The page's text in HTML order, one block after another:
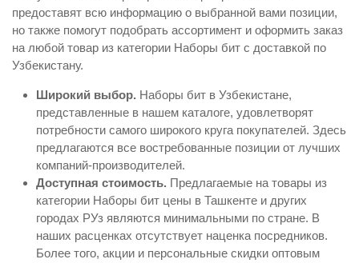
предоставят всю информацию о выбранной вами позиции,
но также помогут подобрать ассортимент и оформить заказ
на любой товар из категории Наборы бит с доставкой по
Узбекистану.
Широкий выбор. Наборы бит в Узбекистане,
представленные в нашем каталоге, удовлетворят
потребности самого широкого круга покупателей. Здесь
предлагаются все востребованные позиции от лучших
компаний-производителей.
Доступная стоимость. Предлагаемые на товары из
категории Наборы бит цены в Ташкенте и других
городах РУз являются минимальными по стране. В
наших расценках отсутствует наценка посредников.
Более того, акции и персональные скидки оптовым